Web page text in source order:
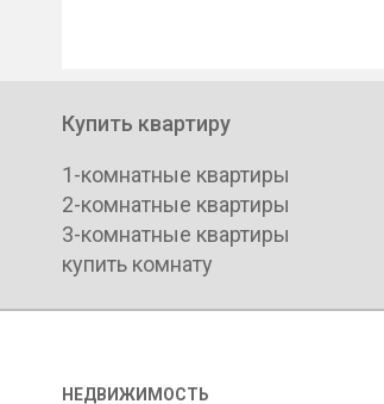
Купить квартиру
1-комнатные квартиры
2-комнатные квартиры
3-комнатные квартиры
купить комнату
НЕДВИЖИМОСТЬ